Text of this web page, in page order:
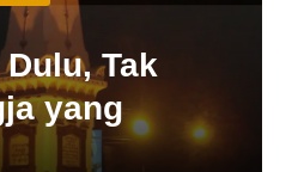
Tak
yang